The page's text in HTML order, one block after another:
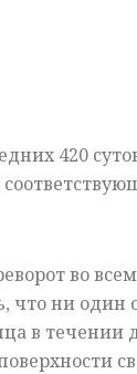
420
во
что ни один
в течении